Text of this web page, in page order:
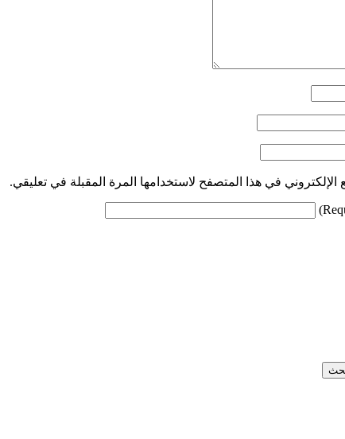
في هذا المتصفح لاستخدامها المرة المقبلة في تعليقي.